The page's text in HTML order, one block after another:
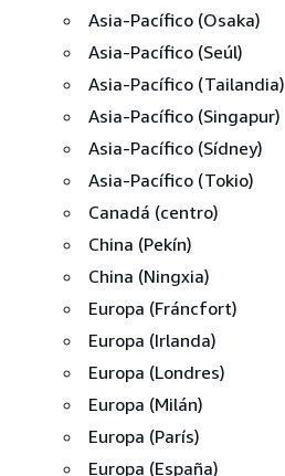
Asia-Pacífico (Osaka)
Asia-Pacífico (Seúl)
Asia-Pacífico (Tailandia)
Asia-Pacífico (Singapur)
Asia-Pacífico (Sídney)
Asia-Pacífico (Tokio)
Canadá (centro)
China (Pekín)
China (Ningxia)
Europa (Fráncfort)
Europa (Irlanda)
Europa (Londres)
Europa (Milán)
Europa (París)
Europa (España)